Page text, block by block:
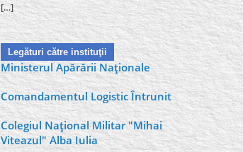
[…]
Legături către instituţii
Ministerul Apărării Naţionale
Comandamentul Logistic Întrunit
Colegiul Naţional Militar "Mihai
Viteazul" Alba Iulia